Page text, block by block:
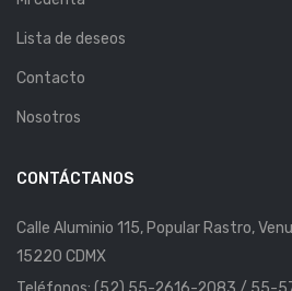
Lista de deseos
Contacto
Nosotros
CONTÁCTANOS
Calle Aluminio 115, Popular Rastro,
15220 CDMX